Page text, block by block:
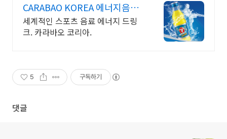
CARABAO KOREA 에너지음료
수입,유통,판매
세계적인 스포츠 음료 에너지 드링
크. 카라바오 코리아.
5 구독하기
댓글